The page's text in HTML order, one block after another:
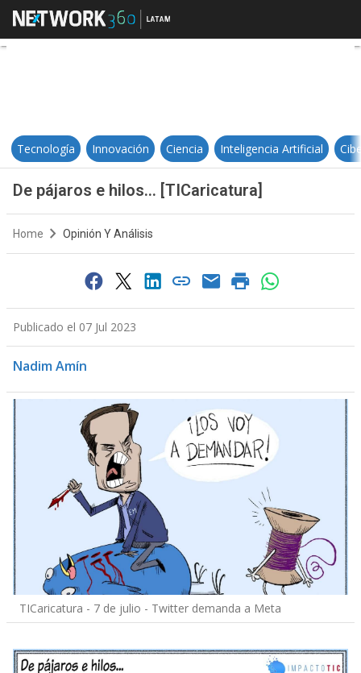
De pájaros e hilos… [TICaricatura]
Tecnología Innovación Ciencia Inteligencia Artificial
De pájaros e hilos… [TICaricatura]
Home Opinión Y Análisis
Publicado el 07 Jul 2023
Nadim Amín
TICaricatura - 7 de julio - Twitter demanda a Meta